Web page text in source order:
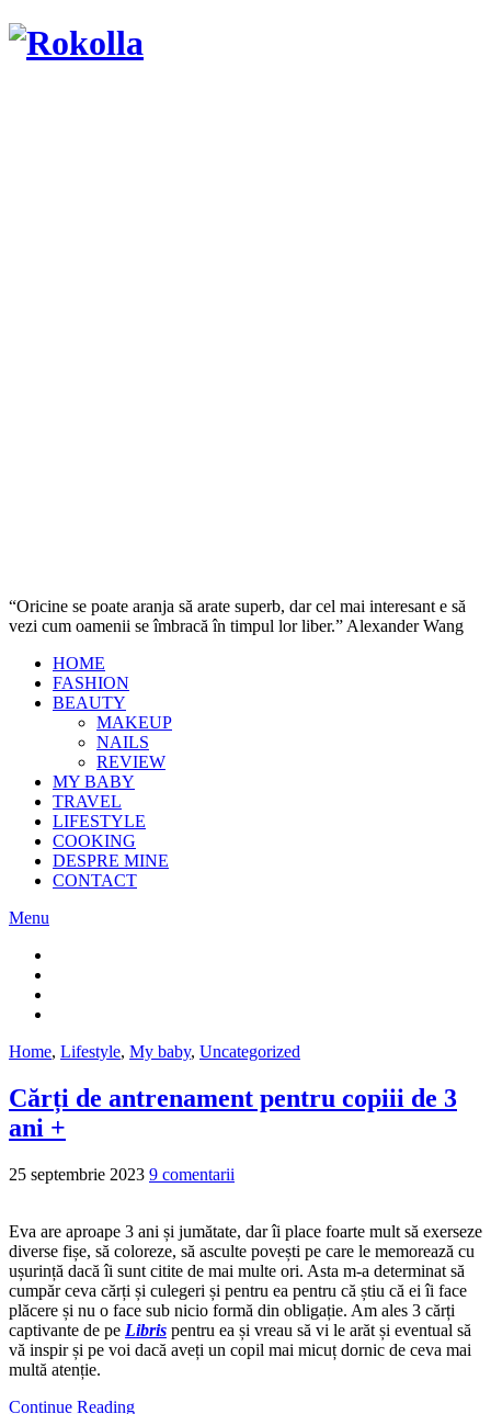
“Oricine se poate aranja să arate superb, dar cel mai interesant e să
vezi cum oamenii se îmbracă în timpul lor liber.” Alexander Wang
HOME
FASHION
BEAUTY
MAKEUP
NAILS
REVIEW
MY BABY
TRAVEL
LIFESTYLE
COOKING
DESPRE MINE
CONTACT
Menu
Home, Lifestyle, My baby, Uncategorized
Cărți de antrenament pentru copiii de 3
ani +
25 septembrie 2023 9 comentarii
Eva are aproape 3 ani și jumătate, dar îi place foarte mult să exerseze
diverse fișe, să coloreze, să asculte povești pe care le memorează cu
ușurință dacă îi sunt citite de mai multe ori. Asta m-a determinat să
cumpăr ceva cărți și culegeri și pentru ea pentru că știu că ei îi face
plăcere și nu o face sub nicio formă din obligație. Am ales 3 cărți
captivante de pe Libris pentru ea și vreau să vi le arăt și eventual să
vă inspir și pe voi dacă aveți un copil mai micuț dornic de ceva mai
multă atenție.
Continue Reading